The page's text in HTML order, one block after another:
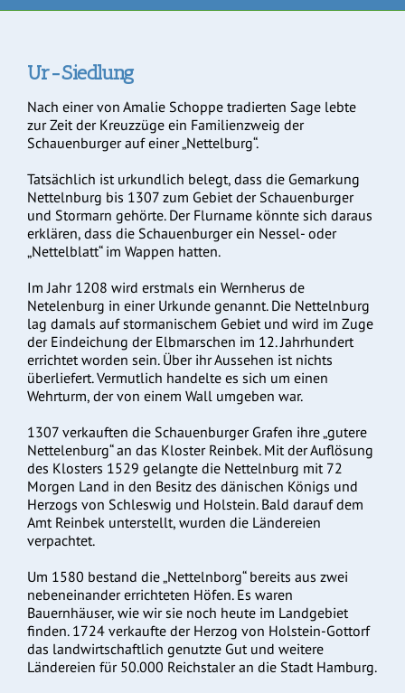
Ur-Siedlung
Nach einer von Amalie Schoppe tradierten Sage lebte
zur Zeit der Kreuzzüge ein Familienzweig der
Schauenburger auf einer „Nettelburg“.
Tatsächlich ist urkundlich belegt, dass die Gemarkung
Nettelnburg bis 1307 zum Gebiet der Schauenburger
und Stormarn gehörte. Der Flurname könnte sich daraus
erklären, dass die Schauenburger ein Nessel- oder
„Nettelblatt“ im Wappen hatten.
Im Jahr 1208 wird erstmals ein Wernherus de
Netelenburg in einer Urkunde genannt. Die Nettelnburg
lag damals auf stormanischem Gebiet und wird im Zuge
der Eindeichung der Elbmarschen im 12. Jahrhundert
errichtet worden sein. Über ihr Aussehen ist nichts
überliefert. Vermutlich handelte es sich um einen
Wehrturm, der von einem Wall umgeben war.
1307 verkauften die Schauenburger Grafen ihre „gutere
Nettelenburg“ an das Kloster Reinbek. Mit der Auflösung
des Klosters 1529 gelangte die Nettelnburg mit 72
Morgen Land in den Besitz des dänischen Königs und
Herzogs von Schleswig und Holstein. Bald darauf dem
Amt Reinbek unterstellt, wurden die Ländereien
verpachtet.
Um 1580 bestand die „Nettelnborg“ bereits aus zwei
nebeneinander errichteten Höfen. Es waren
Bauernhäuser, wie wir sie noch heute im Landgebiet
finden. 1724 verkaufte der Herzog von Holstein-Gottorf
das landwirtschaftlich genutzte Gut und weitere
Ländereien für 50.000 Reichstaler an die Stadt Hamburg.